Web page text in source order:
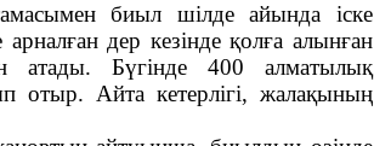
биыл шілде айында іске
дер кезінде қолға алынған
атады. Бүгінде 400 алматылық
отыр. Айта кетерлігі, жалақының